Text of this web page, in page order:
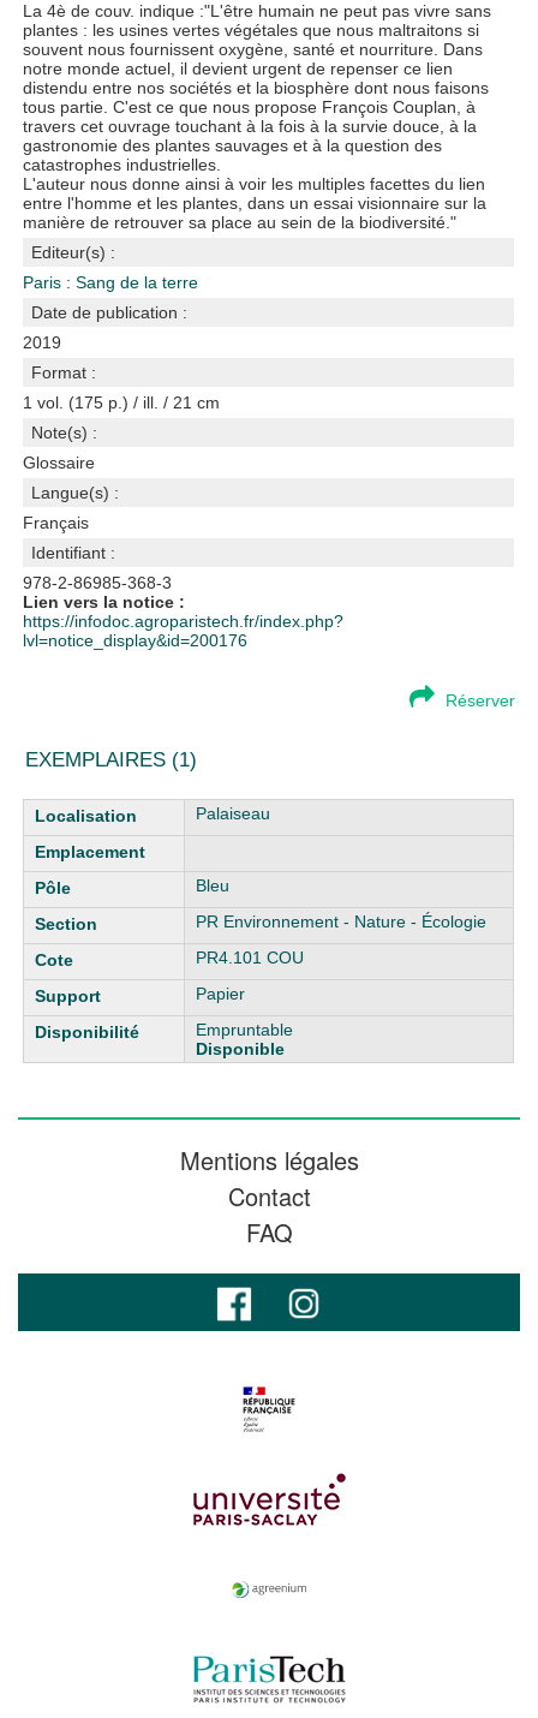
La 4è de couv. indique :"L'être humain ne peut pas vivre sans
plantes : les usines vertes végétales que nous maltraitons si
souvent nous fournissent oxygène, santé et nourriture. Dans
notre monde actuel, il devient urgent de repenser ce lien
distendu entre nos sociétés et la biosphère dont nous faisons
tous partie. C'est ce que nous propose François Couplan, à
travers cet ouvrage touchant à la fois à la survie douce, à la
gastronomie des plantes sauvages et à la question des
catastrophes industrielles.
L'auteur nous donne ainsi à voir les multiples facettes du lien
entre l'homme et les plantes, dans un essai visionnaire sur la
manière de retrouver sa place au sein de la biodiversité."
Editeur(s) :
Paris : Sang de la terre
Date de publication :
2019
Format :
1 vol. (175 p.) / ill. / 21 cm
Note(s) :
Glossaire
Langue(s) :
Français
Identifiant :
978-2-86985-368-3
Lien vers la notice :
https://infodoc.agroparistech.fr/index.php?
lvl=notice_display&id=200176
Réserver
EXEMPLAIRES (1)
Liste des exemplaires Palaiseau
Bleu
PR Environnement - Nature - Écologie
PR4.101 COU
Papier
Empruntable
Disponible
Mentions légales
Contact
FAQ